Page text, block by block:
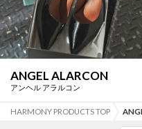
ANGEL ALARCON
アンヘル アラルコン
HARMONY PRODUCTS TOP